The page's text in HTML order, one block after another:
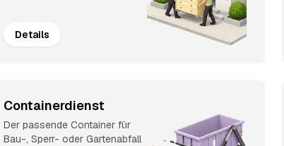
Details
Containerdienst
Der passende Container für
Bau-, Sperr- oder Gartenabfall